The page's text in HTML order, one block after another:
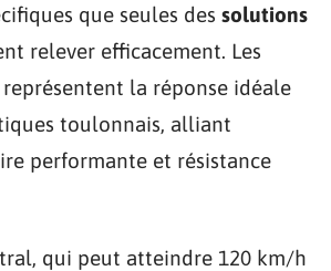
que seules des solutions
relever efficacement. Les
la réponse idéale
toulonnais, alliant
performante et résistance
qui peut atteindre 120 km/h